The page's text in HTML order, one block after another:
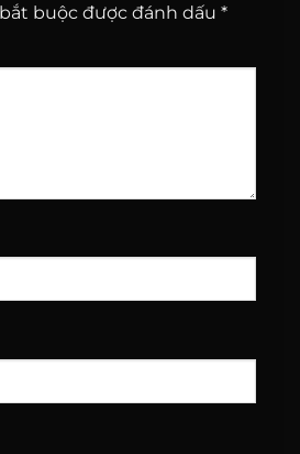
buộc được đánh dấu *